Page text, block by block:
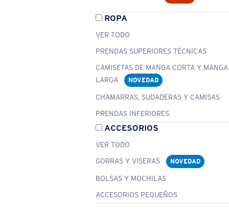
ROPA
VER TODO
PRENDAS SUPERIORES TÉCNICAS
CAMISETAS DE MANGA CORTA Y MANGA
LARGA
NOVEDAD
CHAMARRAS, SUDADERAS Y CAMISAS
PRENDAS INFERIORES
ACCESORIOS
VER TODO
GORRAS Y VISERAS
NOVEDAD
BOLSAS Y MOCHILAS
ACCESORIOS PEQUEÑOS